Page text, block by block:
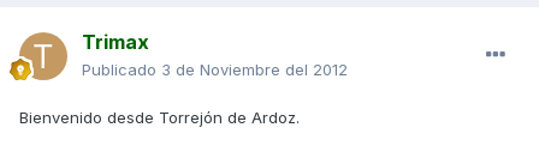
Trimax
Publicado 3 de Noviembre del 2012
Bienvenido desde Torrejón de Ardoz.